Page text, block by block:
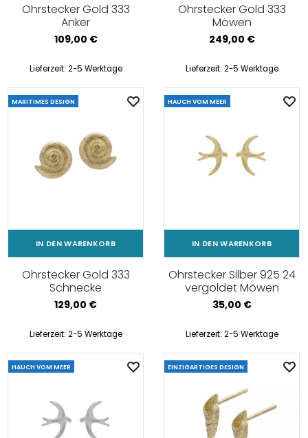
Ohrstecker Gold 333
Anker
109,00 €
Lieferzeit: 2-5 Werktage
Ohrstecker Gold 333
Möwen
249,00 €
Lieferzeit: 2-5 Werktage
MARITIMES DESIGN
IN DEN WARENKORB
Ohrstecker Gold 333
Schnecke
129,00 €
Lieferzeit: 2-5 Werktage
HAUCH VOM MEER
IN DEN WARENKORB
Ohrstecker Silber 925 24
vergoldet Möwen
35,00 €
Lieferzeit: 2-5 Werktage
HAUCH VOM MEER EINZIGARTIGES DESIGN